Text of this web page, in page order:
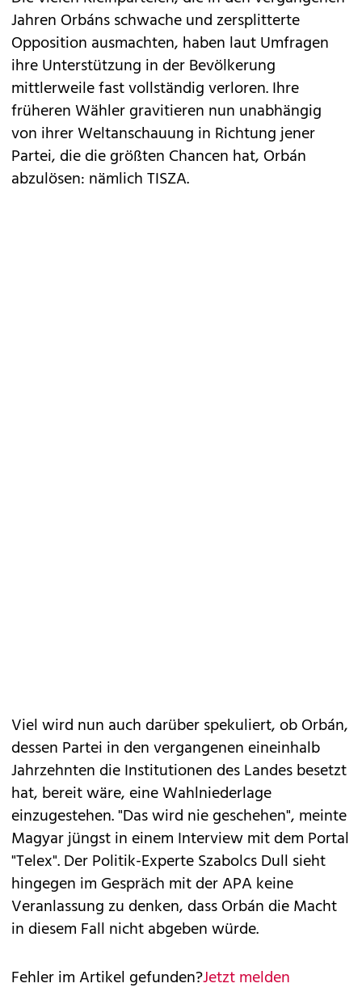
Jahren Orbáns schwache und zersplitterte
Opposition ausmachten, haben laut Umfragen
ihre Unterstützung in der Bevölkerung
mittlerweile fast vollständig verloren. Ihre
früheren Wähler gravitieren nun unabhängig
von ihrer Weltanschauung in Richtung jener
Partei, die die größten Chancen hat, Orbán
abzulösen: nämlich TISZA.
Viel wird nun auch darüber spekuliert, ob Orbán,
dessen Partei in den vergangenen eineinhalb
Jahrzehnten die Institutionen des Landes besetzt
hat, bereit wäre, eine Wahlniederlage
einzugestehen. "Das wird nie geschehen", meinte
Magyar jüngst in einem Interview mit dem Portal
"Telex". Der Politik-Experte Szabolcs Dull sieht
hingegen im Gespräch mit der APA keine
Veranlassung zu denken, dass Orbán die Macht
in diesem Fall nicht abgeben würde.
Fehler im Artikel gefunden?Jetzt melden